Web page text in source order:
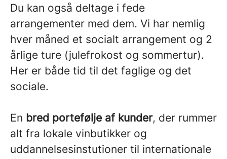
Du kan også deltage i fede
arrangementer med dem. Vi har nemlig
hver måned et socialt arrangement og 2
årlige ture (julefrokost og sommertur).
Her er både tid til det faglige og det
sociale.
En bred portefølje af kunder, der rummer
alt fra lokale vinbutikker og
uddannelsesinstutioner til internationale